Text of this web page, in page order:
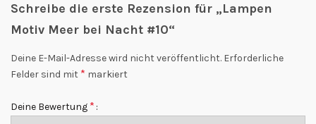
Schreibe die erste Rezension für „Lampen
Motiv Meer bei Nacht #10“
Deine E-Mail-Adresse wird nicht veröffentlicht. Erforderliche
Felder sind mit * markiert
Deine Bewertung *